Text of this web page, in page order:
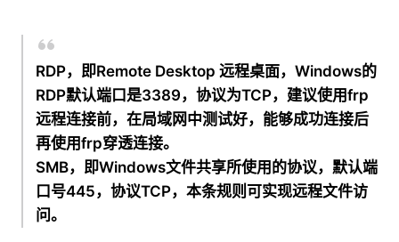
RDP，即Remote Desktop 远程桌面，Windows的
RDP默认端口是3389，协议为TCP，建议使用frp
远程连接前，在局域网中测试好，能够成功连接后
再使用frp穿透连接。
SMB，即Windows文件共享所使用的协议，默认端
口号445，协议TCP，本条规则可实现远程文件访
问。